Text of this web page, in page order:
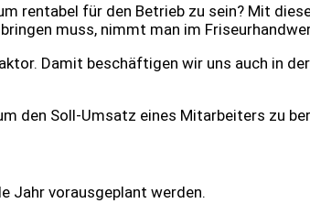
rentabel für den Betrieb zu sein? Mit
muss, nimmt man im
Damit beschäftigen wir uns auch in
den Soll-Umsatz eines Mitarbeiters zu
Jahr vorausgeplant werden.